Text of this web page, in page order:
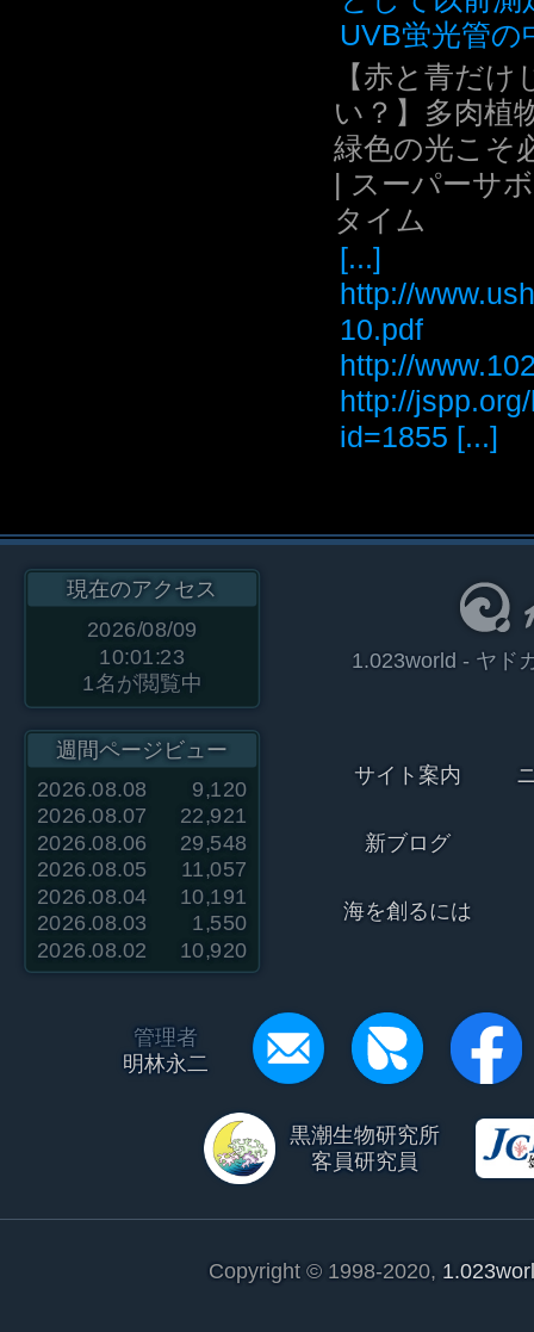
UVB蛍光管の
【赤と青だけ
い？】多肉植
緑色の光こそ
| スーパーサ
タイム
[...]
http://
10.pdf
http://
http://
id=1855 [...]
現在のアクセス
2026/08/09
10:01:23
1名が閲覧中
週間ページビュー
2026.08.08
9,120
2026.08.07
22,921
2026.08.06
29,548
2026.08.05
11,057
2026.08.04
10,191
2026.08.03
1,550
2026.08.02
10,920
1.023world - ヤド
サイト案内
新ブログ
海を創るには
管理者
明林永二
黒潮生物研究所
客員研究員
Copyright © 1998-2020,